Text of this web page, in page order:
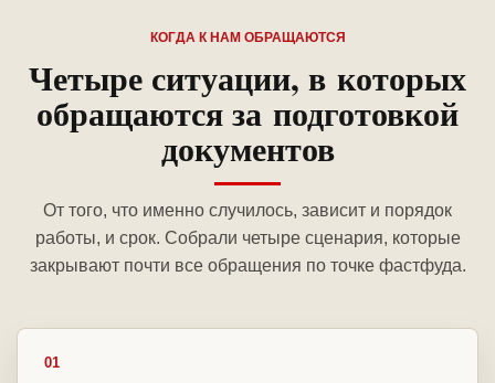
КОГДА К НАМ ОБРАЩАЮТСЯ
Четыре ситуации, в которых
обращаются за подготовкой
документов
От того, что именно случилось, зависит и порядок
работы, и срок. Собрали четыре сценария, которые
закрывают почти все обращения по точке фастфуда.
01